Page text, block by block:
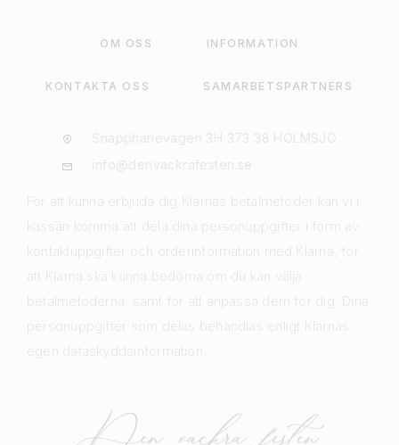
OM OSS INFORMATION
KONTAKTA OSS SAMARBETSPARTNERS
För att kunna erbjuda dig Klarnas betalmetoder kan vi i
kassan komma att dela dina personuppgifter i form av
kontaktuppgifter och orderinformation med Klarna, för
att Klarna ska kunna bedöma om du kan välja
betalmetoderna, samt för att anpassa dem för dig. Dina
personuppgifter som delas behandlas enligt Klarnas
egen dataskyddsinformation.